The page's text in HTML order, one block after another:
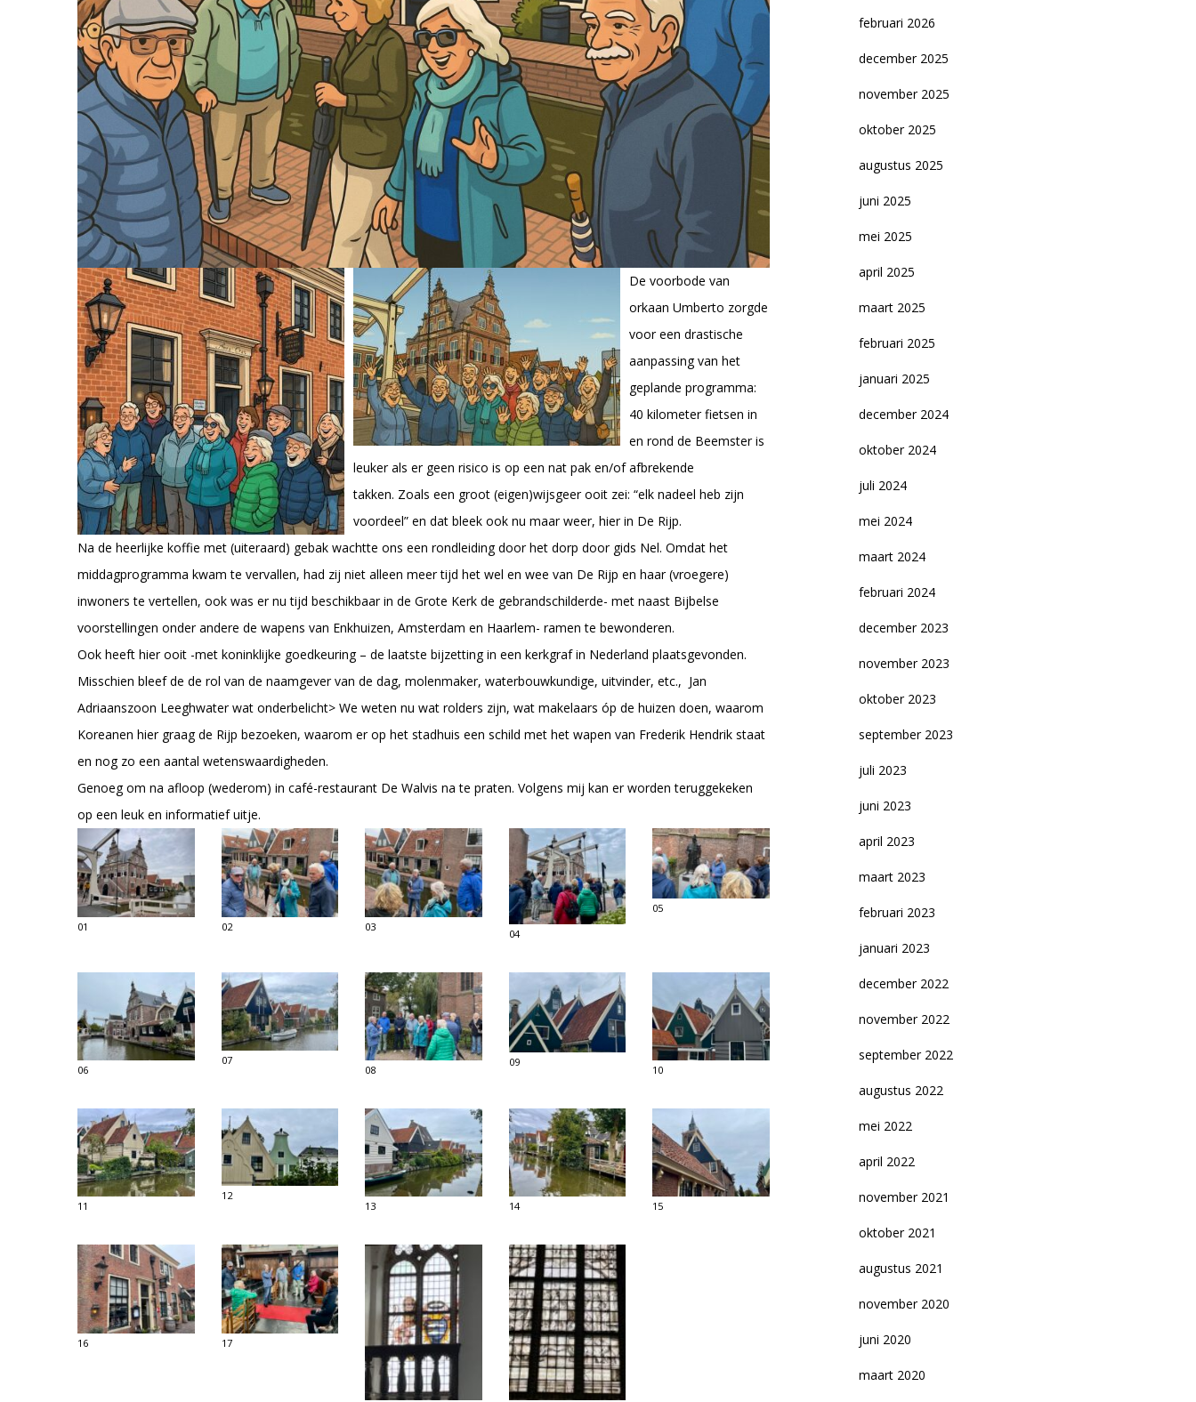
De voorbode van
orkaan Umberto zorgde
voor een drastische
aanpassing van het
geplande programma:
40 kilometer fietsen in
en rond de Beemster is
leuker als er geen risico is op een nat pak en/of afbrekende
takken. Zoals een groot (eigen)wijsgeer ooit zei: “elk nadeel heb zijn
voordeel” en dat bleek ook nu maar weer, hier in De Rijp.
Na de heerlijke koffie met (uiteraard) gebak wachtte ons een rondleiding door het dorp door gids Nel. Omdat het
middagprogramma kwam te vervallen, had zij niet alleen meer tijd het wel en wee van De Rijp en haar (vroegere)
inwoners te vertellen, ook was er nu tijd beschikbaar in de Grote Kerk de gebrandschilderde- met naast Bijbelse
voorstellingen onder andere de wapens van Enkhuizen, Amsterdam en Haarlem- ramen te bewonderen.
Ook heeft hier ooit -met koninklijke goedkeuring – de laatste bijzetting in een kerkgraf in Nederland plaatsgevonden.
Misschien bleef de de rol van de naamgever van de dag, molenmaker, waterbouwkundige, uitvinder, etc., Jan
Adriaanszoon Leeghwater wat onderbelicht> We weten nu wat rolders zijn, wat makelaars óp de huizen doen, waarom
Koreanen hier graag de Rijp bezoeken, waarom er op het stadhuis een schild met het wapen van Frederik Hendrik staat
en nog zo een aantal wetenswaardigheden.
Genoeg om na afloop (wederom) in café-restaurant De Walvis na te praten. Volgens mij kan er worden teruggekeken
op een leuk en informatief uitje.
01 02 03
04
05
06
07
08
09
10
11
12
13
14 15
16 17
februari 2026
december 2025
november 2025
oktober 2025
augustus 2025
juni 2025
mei 2025
april 2025
maart 2025
februari 2025
januari 2025
december 2024
oktober 2024
juli 2024
mei 2024
maart 2024
februari 2024
december 2023
november 2023
oktober 2023
september 2023
juli 2023
juni 2023
april 2023
maart 2023
februari 2023
januari 2023
december 2022
november 2022
september 2022
augustus 2022
mei 2022
april 2022
november 2021
oktober 2021
augustus 2021
november 2020
juni 2020
maart 2020